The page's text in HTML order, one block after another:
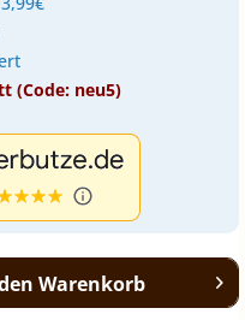
(Code: neu5)
Warenkorb